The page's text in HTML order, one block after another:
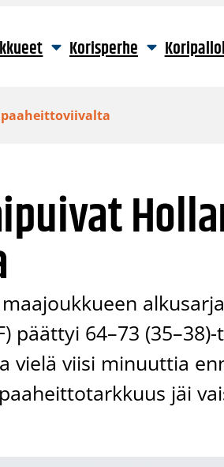
Korisperhe
päättyi 64–73
vielä viisi minuuttia
jäi